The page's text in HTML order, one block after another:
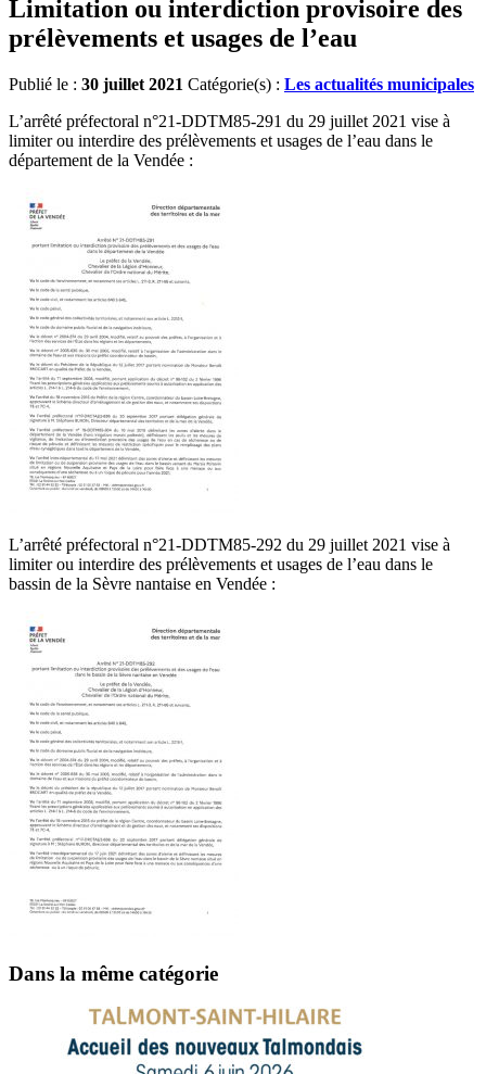
Limitation ou interdiction provisoire des
prélèvements et usages de l’eau
Publié le : 30 juillet 2021 Catégorie(s) : Les actualités municipales
L’arrêté préfectoral n°21-DDTM85-291 du 29 juillet 2021 vise à
limiter ou interdire des prélèvements et usages de l’eau dans le
département de la Vendée :
L’arrêté préfectoral n°21-DDTM85-292 du 29 juillet 2021 vise à
limiter ou interdire des prélèvements et usages de l’eau dans le
bassin de la Sèvre nantaise en Vendée :
Dans la même catégorie